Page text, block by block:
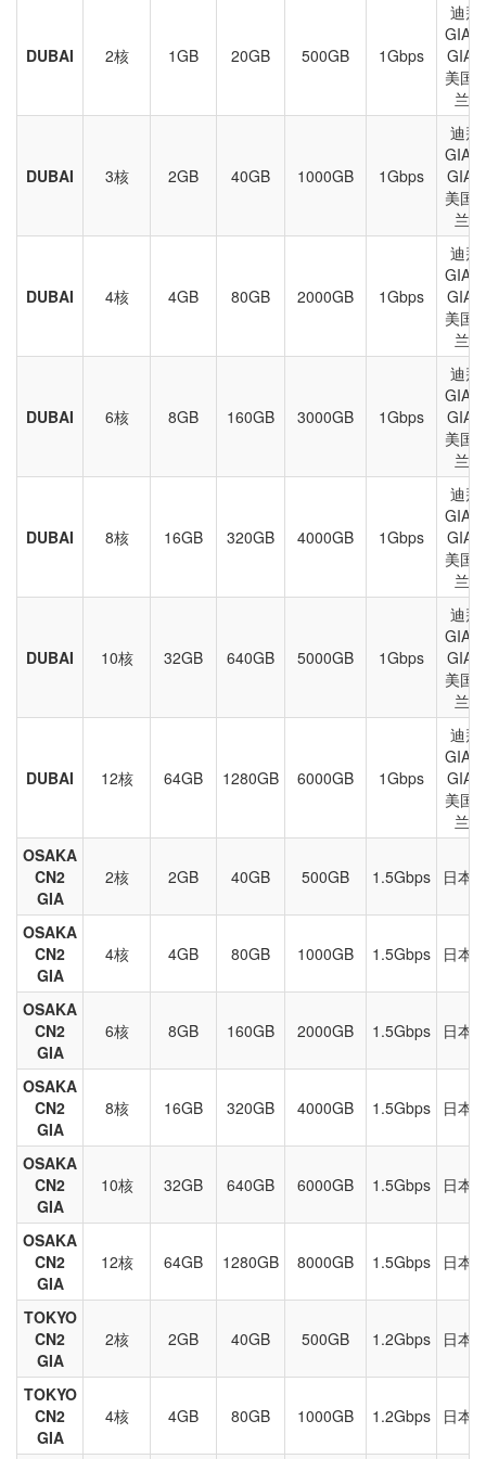
DUBAI 2核 1GB 20GB 500GB 1Gbps
迪拜
GIA-
GIA
美国
兰
DUBAI 3核 2GB 40GB 1000GB 1Gbps
迪拜
GIA-
GIA
美国
兰
DUBAI 4核 4GB 80GB 2000GB 1Gbps
迪拜
GIA-
GIA
美国
兰
DUBAI 6核 8GB 160GB 3000GB 1Gbps
迪拜
GIA-
GIA
美国
兰
DUBAI 8核 16GB 320GB 4000GB 1Gbps
迪拜
GIA-
GIA
美国
兰
DUBAI 10核 32GB 640GB 5000GB 1Gbps
迪拜
GIA-
GIA
美国
兰
DUBAI 12核 64GB 1280GB 6000GB 1Gbps
迪拜
GIA-
GIA
美国
兰
OSAKA
CN2
GIA
2核 2GB 40GB 500GB 1.5Gbps 日本
OSAKA
CN2
GIA
4核 4GB 80GB 1000GB 1.5Gbps 日本
OSAKA
CN2
GIA
6核 8GB 160GB 2000GB 1.5Gbps 日本
OSAKA
CN2
GIA
8核 16GB 320GB 4000GB 1.5Gbps 日本
OSAKA
CN2
GIA
10核 32GB 640GB 6000GB 1.5Gbps 日本
OSAKA
CN2
GIA
12核 64GB 1280GB 8000GB 1.5Gbps 日本
TOKYO
CN2
GIA
2核 2GB 40GB 500GB 1.2Gbps 日本
TOKYO
CN2
GIA
4核 4GB 80GB 1000GB 1.2Gbps 日本